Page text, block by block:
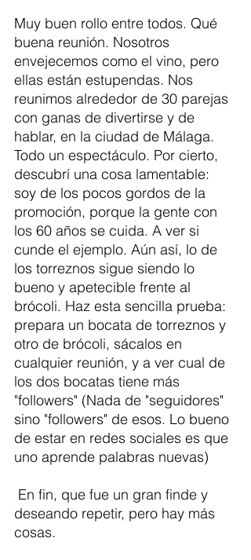
Muy buen rollo entre todos. Qué
buena reunión. Nosotros
envejecemos como el vino, pero
ellas están estupendas. Nos
reunimos alrededor de 30 parejas
con ganas de divertirse y de
hablar, en la ciudad de Málaga.
Todo un espectáculo. Por cierto,
descubrí una cosa lamentable:
soy de los pocos gordos de la
promoción, porque la gente con
los 60 años se cuida. A ver si
cunde el ejemplo. Aún así, lo de
los torreznos sigue siendo lo
bueno y apetecible frente al
brócoli. Haz esta sencilla prueba:
prepara un bocata de torreznos y
otro de brócoli, sácalos en
cualquier reunión, y a ver cual de
los dos bocatas tiene más
"followers" (Nada de "seguidores"
sino "followers" de esos. Lo bueno
de estar en redes sociales es que
uno aprende palabras nuevas)
deseando repetir, pero hay más
cosas.